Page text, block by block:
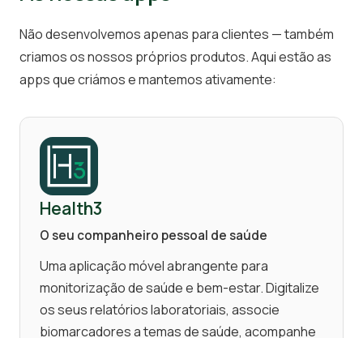
Não desenvolvemos apenas para clientes — também
criamos os nossos próprios produtos. Aqui estão as
apps que criámos e mantemos ativamente:
Health3
O seu companheiro pessoal de saúde
Uma aplicação móvel abrangente para
monitorização de saúde e bem-estar. Digitalize
os seus relatórios laboratoriais, associe
biomarcadores a temas de saúde, acompanhe